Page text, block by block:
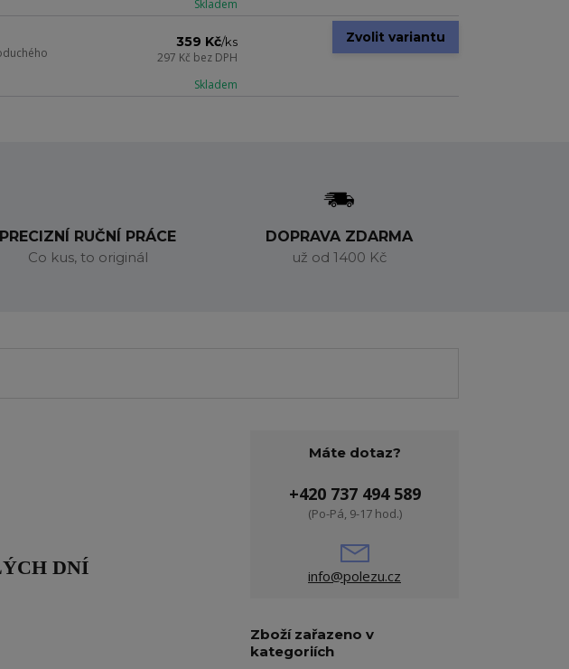
Skladem
359 Kč/ks
297 Kč bez DPH
Skladem
Zvolit variantu
PRECIZNÍ RUČNÍ PRÁCE
Co kus, to originál
DOPRAVA ZDARMA
už od 1400 Kč
DNÍ
Máte dotaz?
+420 737 494 589
(Po-Pá, 9-17 hod.)
info@polezu.cz
Zboží zařazeno v
kategoriích